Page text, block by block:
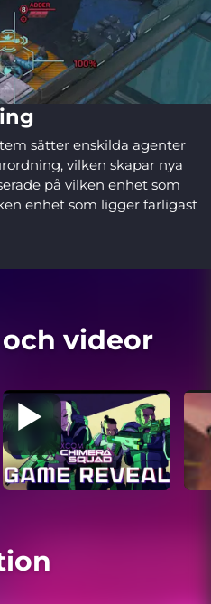
sätter enskilda agenter
vilken skapar nya
på vilken enhet som
enhet som ligger farligast
videor